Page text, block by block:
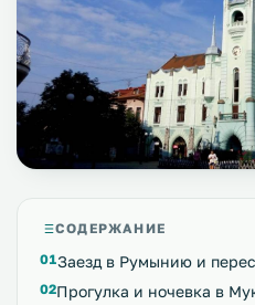
СОДЕРЖАНИЕ
Заезд в Румынию и
Прогулка и ночевка в